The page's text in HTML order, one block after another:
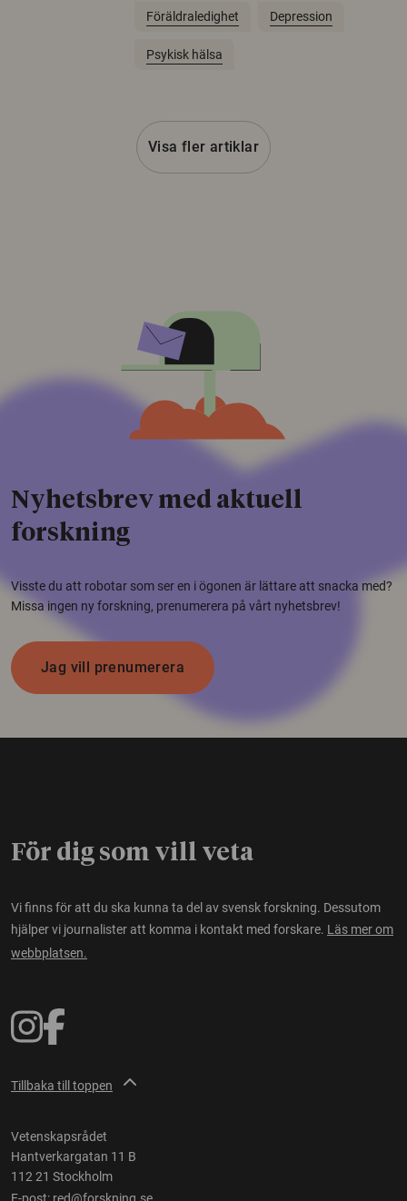
Föräldraledighet Depression
Psykisk hälsa
Visa fler artiklar
Nyhetsbrev med aktuell
forskning
Visste du att robotar som ser en i ögonen är lättare att snacka med?
Missa ingen ny forskning, prenumerera på vårt nyhetsbrev!
Jag vill prenumerera
För dig som vill veta
Vi finns för att du ska kunna ta del av svensk forskning. Dessutom
hjälper vi journalister att komma i kontakt med forskare. Läs mer om
webbplatsen.
Tillbaka till toppen
Vetenskapsrådet
Hantverkargatan 11 B
112 21 Stockholm